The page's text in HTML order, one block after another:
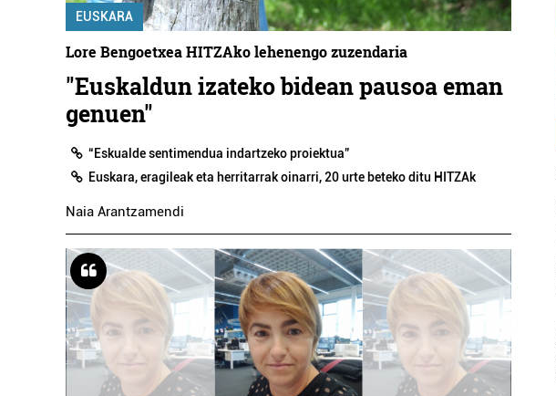
EUSKARA
Lore Bengoetxea HITZAko lehenengo zuzendaria
"Euskaldun izateko bidean pausoa eman
genuen"
“Eskualde sentimendua indartzeko proiektua”
Euskara, eragileak eta herritarrak oinarri, 20 urte beteko ditu HITZAk
Naia Arantzamendi